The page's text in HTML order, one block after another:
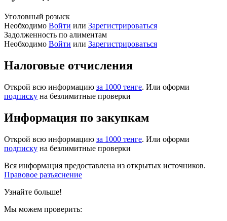
Уголовный розыск
Необходимо Войти или Зарегистрироваться
Задолженность по алиментам
Необходимо Войти или Зарегистрироваться
Налоговые отчисления
Открой всю информацию за 1000 тенге. Или оформи
подписку на безлимитные проверки
Информация по закупкам
Открой всю информацию за 1000 тенге. Или оформи
подписку на безлимитные проверки
Вся информация предоставлена из открытых источников.
Правовое разъяснение
Узнайте больше!
Мы можем проверить: